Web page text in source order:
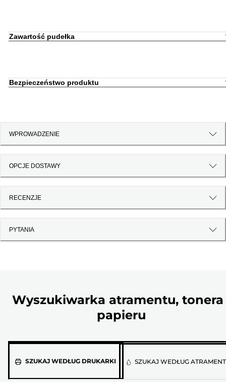
Zawartość pudełka
Bezpieczeństwo produktu
WPROWADZENIE
OPCJE DOSTAWY
RECENZJE
PYTANIA
Wyszukiwarka atramentu, tonera
papieru
SZUKAJ WEDŁUG DRUKARKI
Wybierz
SZUKAJ WEDŁUG